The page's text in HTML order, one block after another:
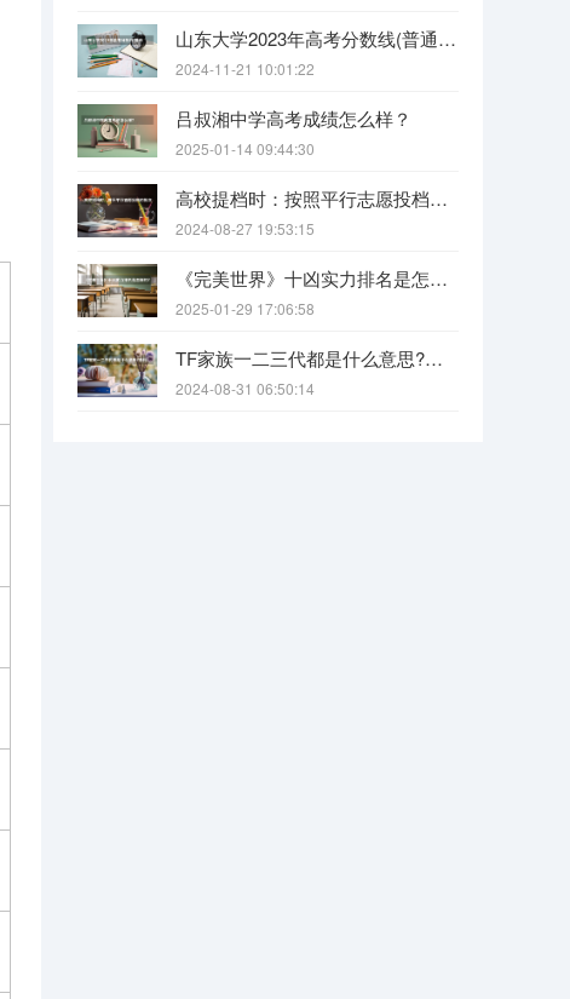
山东大学2023年高考分数线(普通文理)（免费二本和三本的区别）
2024-11-21 10:01:22
吕叔湘中学高考成绩怎么样？
2025-01-14 09:44:30
高校提档时：按照平行志愿投档的批次，调档比例原则上控制在105%以内。请问这句话是什么意思呢？
2024-08-27 19:53:15
《完美世界》十凶实力排名是怎样的?（《完美世界》八大功法排名是怎样的？）
2025-01-29 17:06:58
TF家族一二三代都是什么意思?各代都有什么人?
2024-08-31 06:50:14